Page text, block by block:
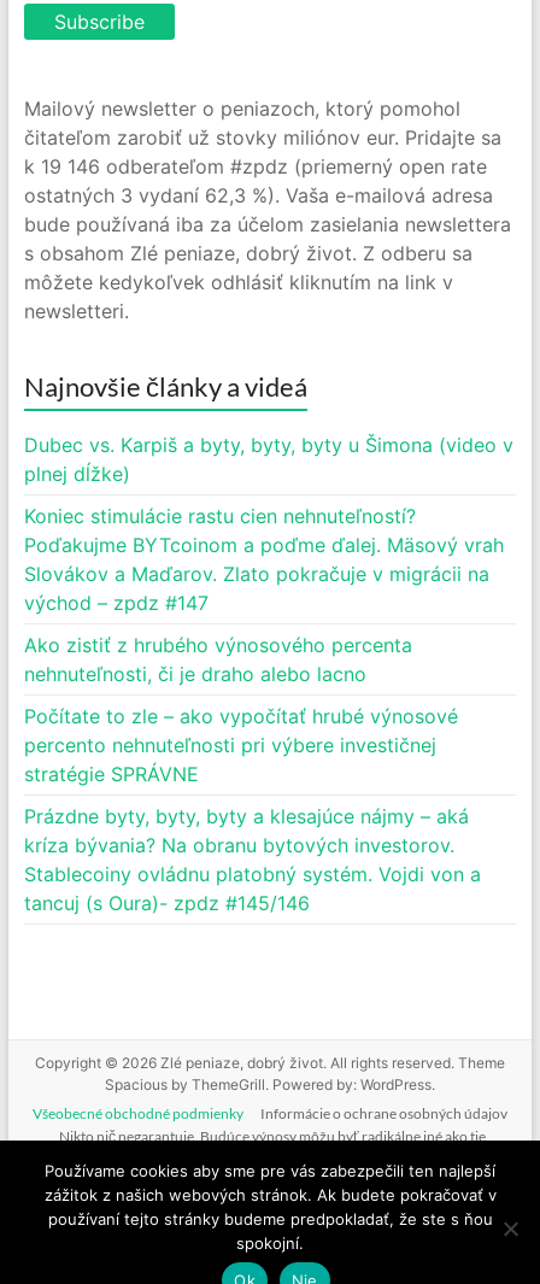
Mailový newsletter o peniazoch, ktorý pomohol
čitateľom zarobiť už stovky miliónov eur. Pridajte sa
k 19 146 odberateľom #zpdz (priemerný open rate
ostatných 3 vydaní 62,3 %). Vaša e-mailová adresa
bude používaná iba za účelom zasielania newslettera
s obsahom Zlé peniaze, dobrý život. Z odberu sa
môžete kedykoľvek odhlásiť kliknutím na link v
newsletteri.
Najnovšie články a videá
Dubec vs. Karpiš a byty, byty, byty u Šimona (video v
plnej dĺžke)
Koniec stimulácie rastu cien nehnuteľností?
Poďakujme BYTcoinom a poďme ďalej. Mäsový vrah
Slovákov a Maďarov. Zlato pokračuje v migrácii na
východ – zpdz #147
Ako zistiť z hrubého výnosového percenta
nehnuteľnosti, či je draho alebo lacno
Počítate to zle – ako vypočítať hrubé výnosové
percento nehnuteľnosti pri výbere investičnej
stratégie SPRÁVNE
Prázdne byty, byty, byty a klesajúce nájmy – aká
kríza bývania? Na obranu bytových investorov.
Stablecoiny ovládnu platobný systém. Vojdi von a
tancuj (s Oura)- zpdz #145/146
Copyright © 2026 Zlé peniaze, dobrý život. All rights reserved. Theme
Spaciousby ThemeGrill. Powered by: WordPress.
Všeobecné obchodné podmienky
Informácie o ochrane osobných údajov
Nikto nič negarantuje. Budúce výnosy môžu byť radikálne iné ako tie
doterajšie. Nikto nevie predpovedať budúcnosť. Tak ako nebudeme mať podiel
na vašich ziskoch, nenesieme zodpovednosť ani za vaše straty. Poskytované
informácie nie sú investičným odporúčaním. Nič z toho, čo je na tejto stránke, v
mailoch, v produktoch alebo službách nie je žiadnou formou finančného
poradenstva. Ide o komentovanie a vzdelávanie.
Používame cookies aby sme pre vás zabezpečili ten najlepší
zážitok z našich webových stránok. Ak budete pokračovať v
používaní tejto stránky budeme predpokladať, že ste s ňou
spokojní.
Ok
Nie